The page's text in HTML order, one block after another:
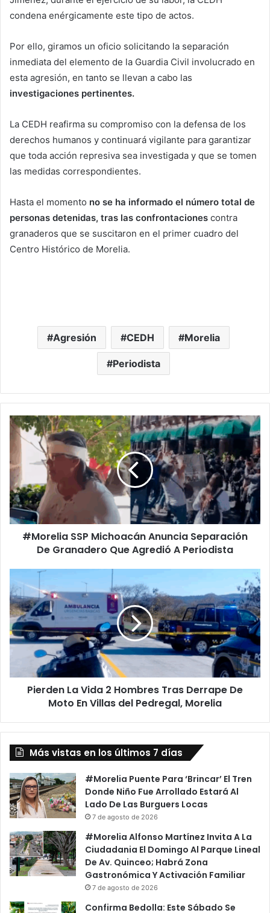
condena enérgicamente este tipo de actos.
Por ello, giramos un oficio solicitando la separación
inmediata del elemento de la Guardia Civil involucrado en
esta agresión, en tanto se llevan a cabo las
investigaciones pertinentes.
La CEDH reafirma su compromiso con la defensa de los
derechos humanos y continuará vigilante para garantizar
que toda acción represiva sea investigada y que se tomen
las medidas correspondientes.
Hasta el momento no se ha informado el número total de
personas detenidas, tras las confrontaciones contra
granaderos que se suscitaron en el primer cuadro del
Centro Histórico de Morelia.
Agresión CEDH Morelia
Periodista
#Morelia
SSP
Michoacán
Anuncia
Separación
De
Granadero
Que
Agredió
Periodista
#Morelia SSP Michoacán Anuncia Separación
De Granadero Que Agredió A Periodista
Pierden
La
Vida
2
Hombres
Tras
Derrape
Moto
Pierden La Vida 2 Hombres Tras Derrape De
Moto En Villas del Pedregal, Morelia
Más vistas en los últimos 7 días
#Morelia Puente Para ‘Brincar’ El Tren
Donde Niño Fue Arrollado Estará Al
Lado De Las Burguers Locas
7 de agosto de 2026
#Morelia Alfonso Martínez Invita A La
Ciudadania El Domingo Al Parque Lineal
De Av. Quinceo; Habrá Zona
Gastronómica Y Activación Familiar
7 de agosto de 2026
Confirma Bedolla: Este Sábado Se